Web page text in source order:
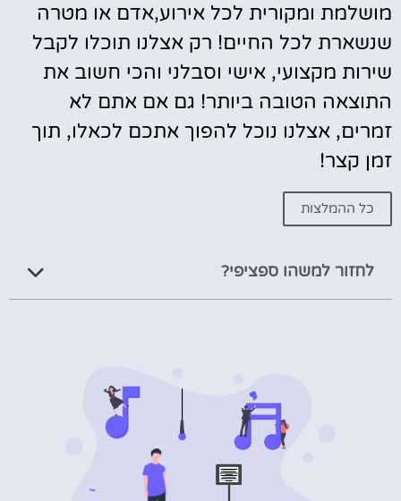
מושלמת ומקורית לכל אירוע,אדם או מטרה
שנשארת לכל החיים! רק אצלנו תוכלו לקבל
שירות מקצועי, אישי וסבלני והכי חשוב את
התוצאה הטובה ביותר! גם אם אתם לא
זמרים, אצלנו נוכל להפוך אתכם לכאלו, תוך
זמן קצר!
כל ההמלצות
לחזור למשהו ספציפי?